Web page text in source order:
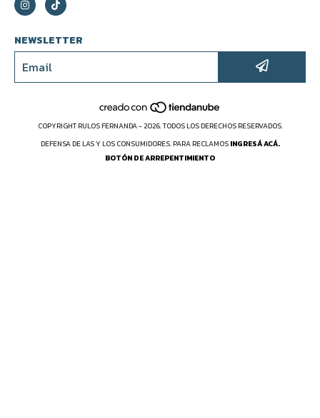
NEWSLETTER
COPYRIGHT RULOS FERNANDA - 2026. TODOS LOS DERECHOS RESERVADOS.
DEFENSA DE LAS Y LOS CONSUMIDORES. PARA RECLAMOS INGRESÁ ACÁ.
BOTÓN DE ARREPENTIMIENTO